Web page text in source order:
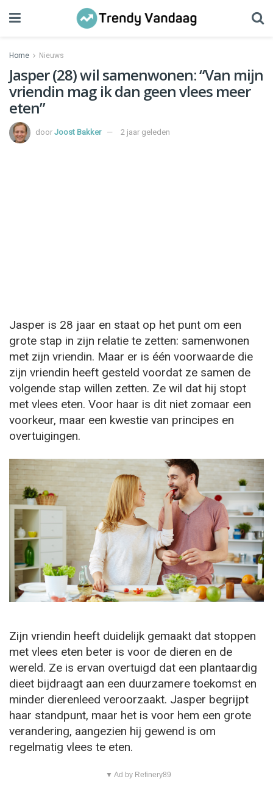
Home Nieuws
Jasper (28) wil samenwonen: “Van mijn
vriendin mag ik dan geen vlees meer
eten”
door Joost Bakker 2 jaar geleden
Jasper is 28 jaar en staat op het punt om een
grote stap in zijn relatie te zetten: samenwonen
met zijn vriendin. Maar er is één voorwaarde die
zijn vriendin heeft gesteld voordat ze samen de
volgende stap willen zetten. Ze wil dat hij stopt
met vlees eten. Voor haar is dit niet zomaar een
voorkeur, maar een kwestie van principes en
overtuigingen.
Zijn vriendin heeft duidelijk gemaakt dat stoppen
met vlees eten beter is voor de dieren en de
wereld. Ze is ervan overtuigd dat een plantaardig
dieet bijdraagt aan een duurzamere toekomst en
minder dierenleed veroorzaakt. Jasper begrijpt
haar standpunt, maar het is voor hem een grote
verandering, aangezien hij gewend is om
regelmatig vlees te eten.
▼ Ad by Refinery89